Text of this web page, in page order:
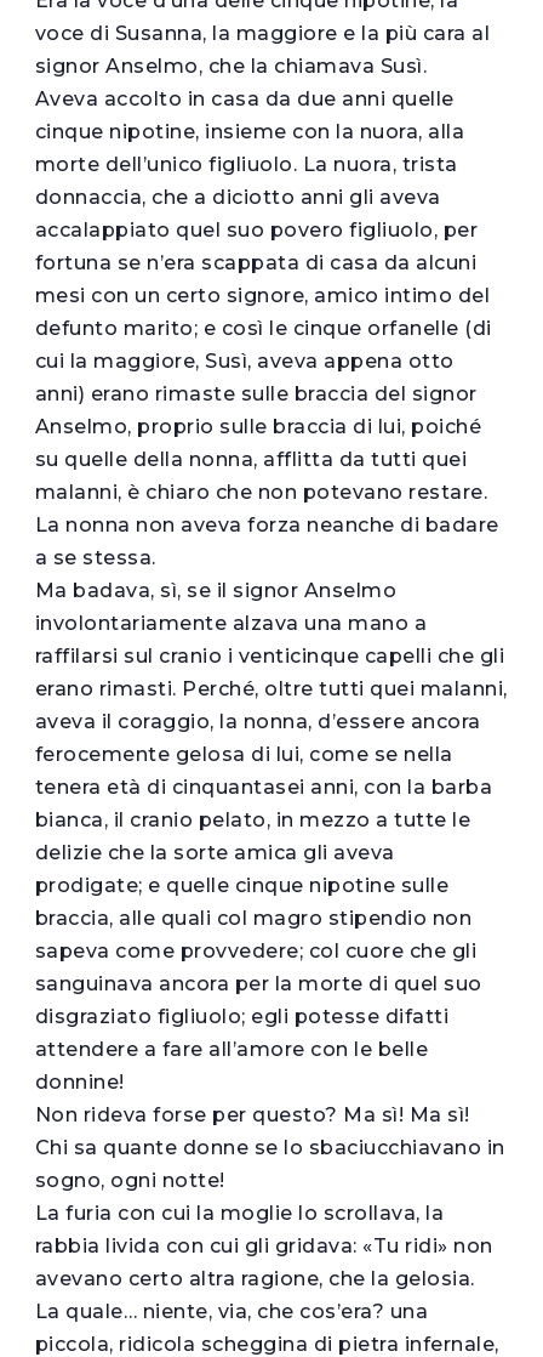
voce di Susanna, la maggiore e la più cara al
signor Anselmo, che la chiamava Susì.
Aveva accolto in casa da due anni quelle
cinque nipotine, insieme con la nuora, alla
morte dell’unico figliuolo. La nuora, trista
donnaccia, che a diciotto anni gli aveva
accalappiato quel suo povero figliuolo, per
fortuna se n’era scappata di casa da alcuni
mesi con un certo signore, amico intimo del
defunto marito; e così le cinque orfanelle (di
cui la maggiore, Susì, aveva appena otto
anni) erano rimaste sulle braccia del signor
Anselmo, proprio sulle braccia di lui, poiché
su quelle della nonna, afflitta da tutti quei
malanni, è chiaro che non potevano restare.
La nonna non aveva forza neanche di badare
a se stessa.
Ma badava, sì, se il signor Anselmo
involontariamente alzava una mano a
raffilarsi sul cranio i venticinque capelli che gli
erano rimasti. Perché, oltre tutti quei malanni,
aveva il coraggio, la nonna, d’essere ancora
ferocemente gelosa di lui, come se nella
tenera età di cinquantasei anni, con la barba
bianca, il cranio pelato, in mezzo a tutte le
delizie che la sorte amica gli aveva
prodigate; e quelle cinque nipotine sulle
braccia, alle quali col magro stipendio non
sapeva come provvedere; col cuore che gli
sanguinava ancora per la morte di quel suo
disgraziato figliuolo; egli potesse difatti
attendere a fare all’amore con le belle
donnine!
Non rideva forse per questo? Ma sì! Ma sì!
Chi sa quante donne se lo sbaciucchiavano in
sogno, ogni notte!
La furia con cui la moglie lo scrollava, la
rabbia livida con cui gli gridava: «Tu ridi» non
avevano certo altra ragione, che la gelosia.
La quale… niente, via, che cos’era? una
piccola, ridicola scheggina di pietra infernale,